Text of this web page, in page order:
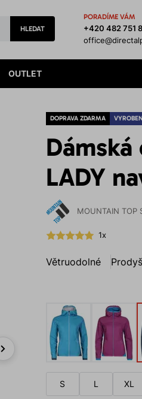
HLEDAT
PORADÍME VÁM
+420 482 751
OUTLET
DOPRAVA ZDARMA
LADY
MOUNTAIN TOP
1x
Větruodolné
S L XL